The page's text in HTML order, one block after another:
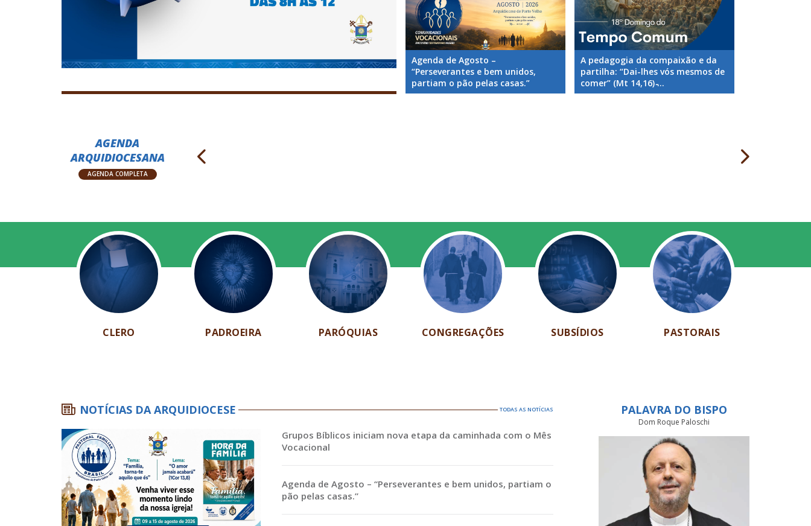
Agenda de Agosto –
“Perseverantes e bem unidos,
partiam o pão pelas casas.”
A pedagogia da compaixão e da
partilha: “Dai-lhes vós mesmos de
comer” (Mt 14,16) ̵...
AGENDA
ARQUIDIOCESANA
AGENDA COMPLETA
CLERO PADROEIRA PARÓQUIAS CONGREGAÇÕES SUBSÍDIOS PASTORAIS
NOTÍCIAS DA ARQUIDIOCESE TODAS AS NOTÍCIAS
Grupos Bíblicos iniciam nova etapa da caminhada com o Mês
Vocacional
Agenda de Agosto – “Perseverantes e bem unidos, partiam o
pão pelas casas.”
PALAVRA DO BISPO
Dom Roque Paloschi